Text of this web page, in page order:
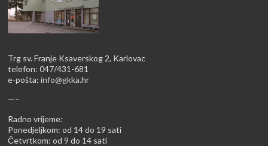
Trg sv. Franje Ksaverskog 2, Karlovac
telefon: 047/431-681
e-pošta:info@gkka.hr
—–
Radno vrijeme:
Ponedjeljkom: od 14 do 19 sati
Četvrtkom: od 9 do 14 sati